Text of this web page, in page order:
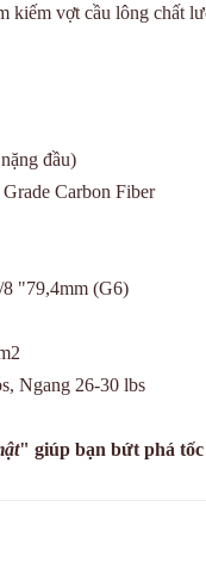
kiếm vợt cầu lông chất
đầu)
Carbon Fiber
8 "79,4mm (G6)
Ngang 26-30 lbs
" giúp bạn bứt phá